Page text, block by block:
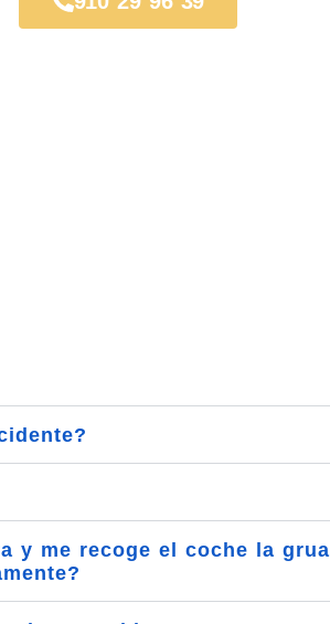
y me recoge el coche la grua